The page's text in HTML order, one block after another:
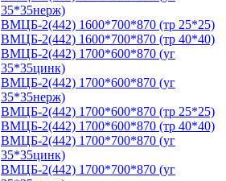
35*35нерж)
ВМЦБ-2(442) 1600*700*870 (тр 25*25)
ВМЦБ-2(442) 1600*700*870 (тр 40*40)
ВМЦБ-2(442) 1700*600*870 (уг
35*35цинк)
ВМЦБ-2(442) 1700*600*870 (уг
35*35нерж)
ВМЦБ-2(442) 1700*600*870 (тр 25*25)
ВМЦБ-2(442) 1700*600*870 (тр 40*40)
ВМЦБ-2(442) 1700*700*870 (уг
35*35цинк)
ВМЦБ-2(442) 1700*700*870 (уг